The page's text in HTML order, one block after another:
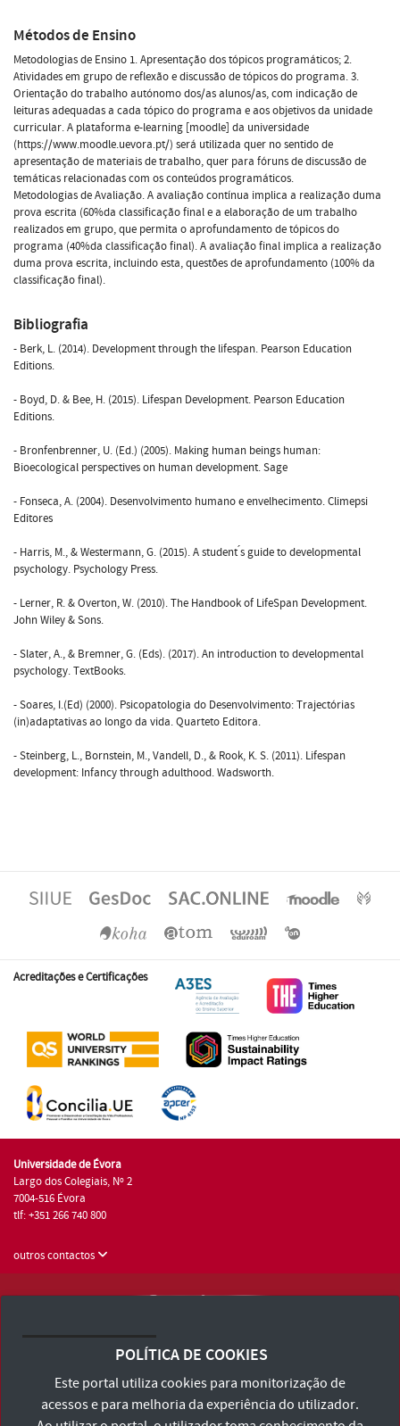
Métodos de Ensino
Metodologias de Ensino 1. Apresentação dos tópicos programáticos; 2.
Atividades em grupo de reflexão e discussão de tópicos do programa. 3.
Orientação do trabalho autónomo dos/as alunos/as, com indicação de
leituras adequadas a cada tópico do programa e aos objetivos da unidade
curricular. A plataforma e-learning [moodle] da universidade
(https://www.moodle.uevora.pt/) será utilizada quer no sentido de
apresentação de materiais de trabalho, quer para fóruns de discussão de
temáticas relacionadas com os conteúdos programáticos.
Metodologias de Avaliação. A avaliação contínua implica a realização duma
prova escrita (60%da classificação final e a elaboração de um trabalho
realizados em grupo, que permita o aprofundamento de tópicos do
programa (40%da classificação final). A avaliação final implica a realização
duma prova escrita, incluindo esta, questões de aprofundamento (100% da
classificação final).
Bibliografia
- Berk, L. (2014). Development through the lifespan. Pearson Education
Editions.
- Boyd, D. & Bee, H. (2015). Lifespan Development. Pearson Education
Editions.
- Bronfenbrenner, U. (Ed.) (2005). Making human beings human:
Bioecological perspectives on human development. Sage
- Fonseca, A. (2004). Desenvolvimento humano e envelhecimento. Climepsi
Editores
- Harris, M., & Westermann, G. (2015). A student ́s guide to developmental
psychology. Psychology Press.
- Lerner, R. & Overton, W. (2010). The Handbook of LifeSpan Development.
John Wiley & Sons.
- Slater, A., & Bremner, G. (Eds). (2017). An introduction to developmental
psychology. TextBooks.
- Soares, I.(Ed) (2000). Psicopatologia do Desenvolvimento: Trajectórias
(in)adaptativas ao longo da vida. Quarteto Editora.
- Steinberg, L., Bornstein, M., Vandell, D., & Rook, K. S. (2011). Lifespan
development: Infancy through adulthood. Wadsworth.
Acreditações e Certificações
Universidade de Évora
Largo dos Colegiais, Nº 2
7004-516 Évora
tlf: +351 266 740 800
outros contactos
Consulte os Termos e Condições e Política de Privacidade
Declaração de Acessibilidade
POLÍTICA DE COOKIES
Este portal utiliza cookies para monitorização de
acessos e para melhoria da experiência do utilizador.